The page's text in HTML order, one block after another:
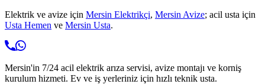
Elektrik ve avize için Mersin Elektrikçi, Mersin Avize; acil usta için
Usta Hemen ve Mersin Usta.
Mersin'in 7/24 acil elektrik arıza servisi, avize montajı ve korniş
kurulum hizmeti. Ev ve iş yerleriniz için hızlı teknik usta.